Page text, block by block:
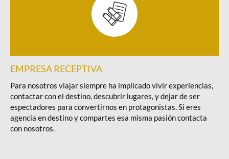
EMPRESA RECEPTIVA
Para nosotros viajar siempre ha implicado vivir experiencias,
contactar con el destino, descubrir lugares, y dejar de ser
espectadores para convertirnos en protagonistas. Si eres
agencia en destino y compartes esa misma pasión contacta
con nosotros.